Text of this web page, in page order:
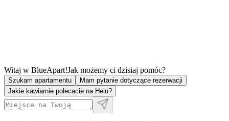
Witaj w BlueApart!Jak możemy ci dzisiaj pomóc?
Szukam apartamentu
Mam pytanie dotyczące rezerwacji
Jakie kawiarnie polecacie na Helu?